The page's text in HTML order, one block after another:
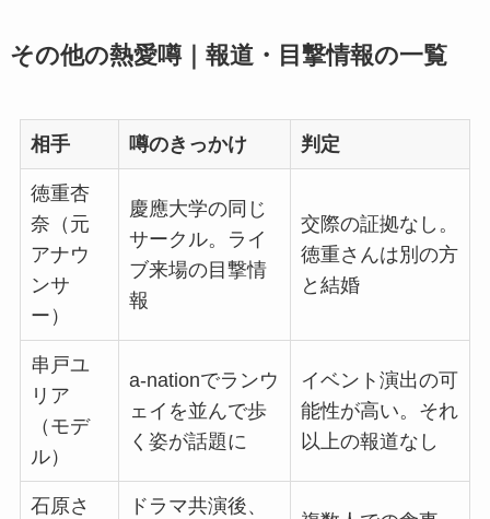
その他の熱愛噂｜報道・目撃情報の一覧
相手 噂のきっかけ 判定
徳重杏
奈（元
アナウ
ンサ
ー）
慶應大学の同じ
サークル。ライ
ブ来場の目撃情
報
交際の証拠なし。
徳重さんは別の方
と結婚
串戸ユ
リア
（モデ
ル）
a-nationでランウ
ェイを並んで歩
く姿が話題に
イベント演出の可
能性が高い。それ
以上の報道なし
石原さ ドラマ共演後、